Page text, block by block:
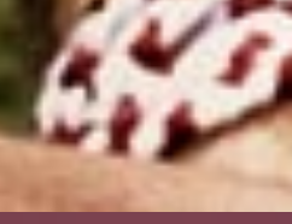
προβλήματα
των υποδομών και
Πανεπιστημίου.